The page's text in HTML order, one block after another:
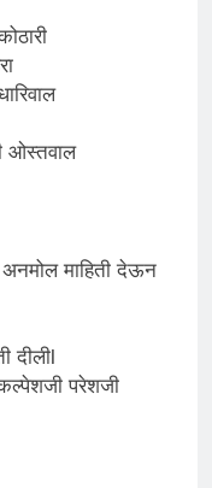
ओस्तवाल
अनमोल माहिती देऊन
दीलीl
परेशजी